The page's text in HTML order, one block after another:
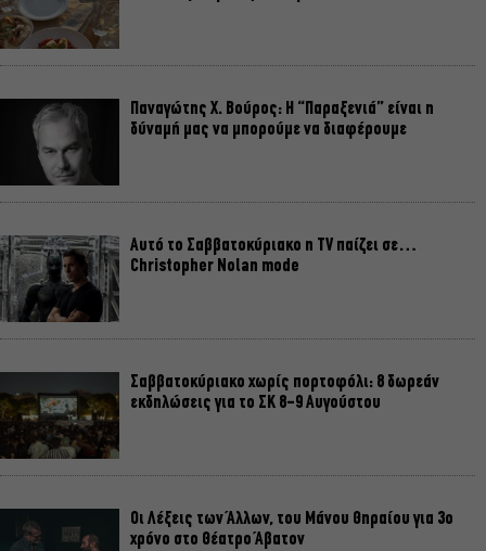
Παναγώτης Χ. Βούρος: Η “Παραξενιά” είναι η
δύναμή μας να μπορούμε να διαφέρουμε
Αυτό το Σαββατοκύριακο η TV παίζει σε…
Christopher Nolan mode
Σαββατοκύριακο χωρίς πορτοφόλι: 8 δωρεάν
εκδηλώσεις για το ΣΚ 8-9 Αυγούστου
Οι Λέξεις των Άλλων, του Μάνου Θηραίου για 3ο
χρόνο στο Θέατρο Άβατον